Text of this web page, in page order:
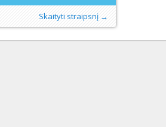
Skaityti straipsnį →